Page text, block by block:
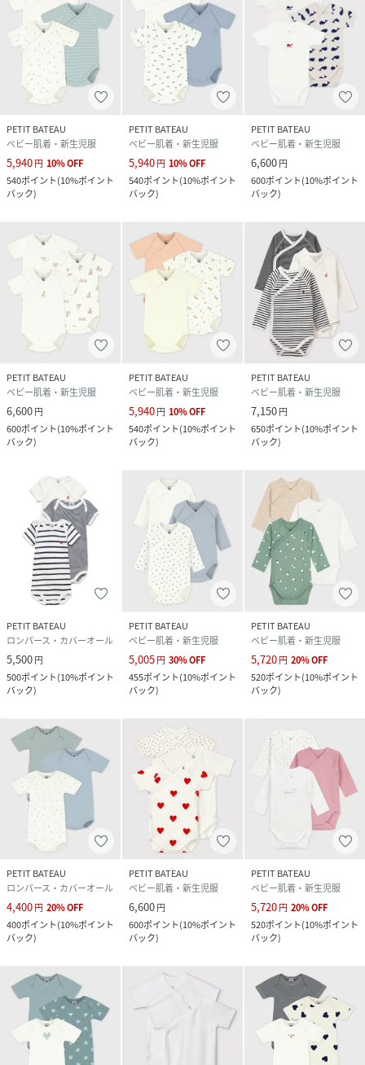
PETIT BATEAU
ベビー肌着・新生児服
5,940円 10%OFF
540ポイント(10%ポイント
バック)
PETIT BATEAU
ベビー肌着・新生児服
5,940円 10%OFF
540ポイント(10%ポイント
バック)
PETIT BATEAU
ベビー肌着・新生児服
6,600円
600ポイント(10%ポイント
バック)
PETIT BATEAU
ベビー肌着・新生児服
6,600円
600ポイント(10%ポイント
バック)
PETIT BATEAU
ベビー肌着・新生児服
5,940円 10%OFF
540ポイント(10%ポイント
バック)
PETIT BATEAU
ベビー肌着・新生児服
7,150円
650ポイント(10%ポイント
バック)
PETIT BATEAU
ロンパース・カバーオール
5,500円
500ポイント(10%ポイント
バック)
PETIT BATEAU
ベビー肌着・新生児服
5,005円 30%OFF
455ポイント(10%ポイント
バック)
PETIT BATEAU
ベビー肌着・新生児服
5,720円 20%OFF
520ポイント(10%ポイント
バック)
PETIT BATEAU
ロンパース・カバーオール
4,400円 20%OFF
400ポイント(10%ポイント
バック)
PETIT BATEAU
ベビー肌着・新生児服
6,600円
600ポイント(10%ポイント
バック)
PETIT BATEAU
ベビー肌着・新生児服
5,720円 20%OFF
520ポイント(10%ポイント
バック)